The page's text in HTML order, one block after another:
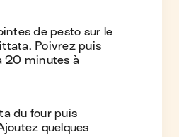
de pesto sur le
Poivrez puis
20 minutes à
du four puis
quelques